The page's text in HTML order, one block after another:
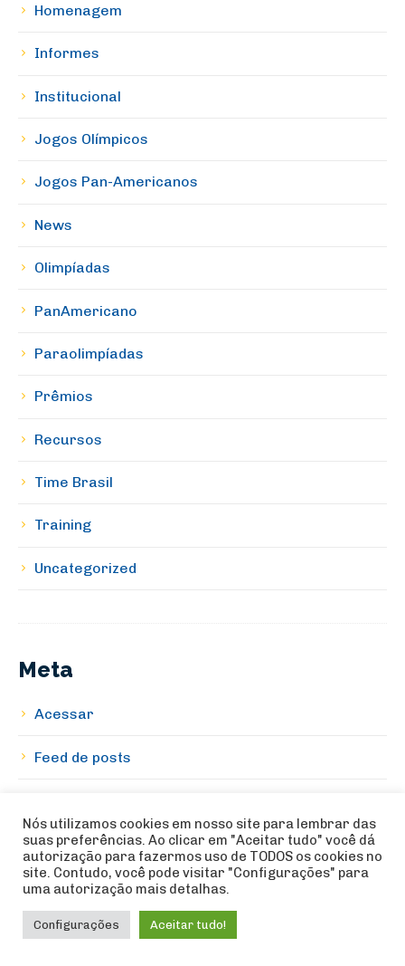
Homenagem
Informes
Institucional
Jogos Olímpicos
Jogos Pan-Americanos
News
Olimpíadas
PanAmericano
Paraolimpíadas
Prêmios
Recursos
Time Brasil
Training
Uncategorized
Meta
Acessar
Feed de posts
WordPress.org
Nós utilizamos cookies em nosso site para lembrar das
suas preferências. Ao clicar em "Aceitar tudo" você dá
autorização para fazermos uso de TODOS os cookies no
site. Contudo, você pode visitar "Configurações" para
uma autorização mais detalhas.
Configurações Aceitar tudo!